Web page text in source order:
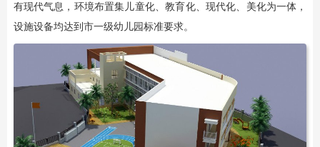
有现代气息，环境布置集儿童化、教育化、现代化、美化为一体，
设施设备均达到市一级幼儿园标准要求。